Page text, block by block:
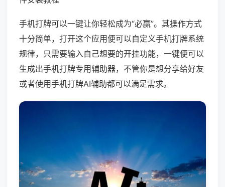
手机打牌可以一键让你轻松成为“必赢”。其操作方式
十分简单，打开这个应用便可以自定义手机打牌系统
规律，只需要输入自己想要的开挂功能，一键便可以
生成出手机打牌专用辅助器，不管你是想分享给好友
或者使用手机打牌AI辅助都可以满足需求。